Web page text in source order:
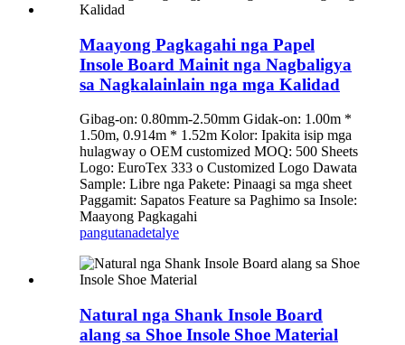
Maayong Pagkagahi nga Papel
Insole Board Mainit nga Nagbaligya
sa Nagkalainlain nga mga Kalidad
Gibag-on: 0.80mm-2.50mm Gidak-on: 1.00m *
1.50m, 0.914m * 1.52m Kolor: Ipakita isip mga
hulagway o OEM customized MOQ: 500 Sheets
Logo: EuroTex 333 o Customized Logo Dawata
Sample: Libre nga Pakete: Pinaagi sa mga sheet
Paggamit: Sapatos Feature sa Paghimo sa Insole:
Maayong Pagkagahi
pangutanadetalye
Natural nga Shank Insole Board
alang sa Shoe Insole Shoe Material